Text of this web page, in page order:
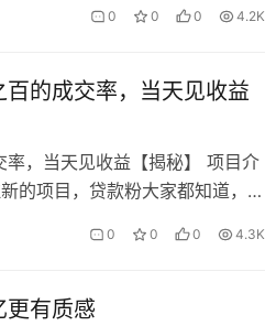
0 0 0 4.2K
的成交率，当天见收益
，当天见收益【揭秘】 项目介
的项目，贷款粉大家都知道，特
0 0 0 4.3K
更有质感